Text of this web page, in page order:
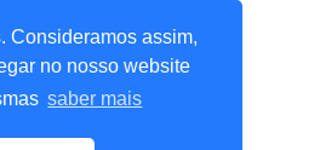
Consideramos assim,
no nosso website
saber mais